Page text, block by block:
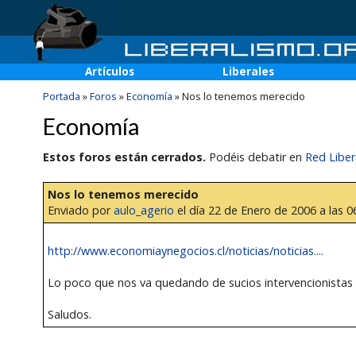
Artículos Liberales
Portada »Foros »Economía »Nos lo tenemos merecido
Economía
Estos foros están cerrados. Podéis debatir en Red
Nos lo tenemos merecido
Enviado poraulo_agerio el día 22 de Enero de 2006 a las
http://www.economiaynegocios.cl/noticias/noticias....
Lo poco que nos va quedando de sucios
Saludos.